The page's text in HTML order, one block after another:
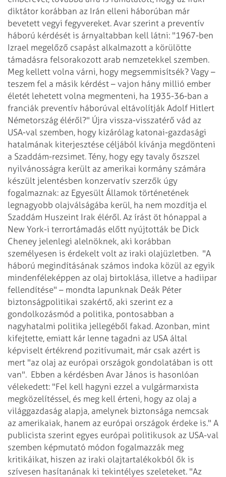
diktátor korábban az Irán elleni háborúban már
bevetett vegyi fegyvereket. Avar szerint a preventív
háború kérdését is árnyaltabban kell látni: "1967-ben
Izrael megelőző csapást alkalmazott a körülötte
támadásra felsorakozott arab nemzetekkel szemben.
Meg kellett volna várni, hogy megsemmisítsék? Vagy –
teszem fel a másik kérdést – vajon hány millió ember
életét lehetett volna megmenteni, ha 1935-36-ban a
franciák preventív háborúval eltávolítják Adolf Hitlert
Németország éléről?" Újra vissza-visszatérő vád az
USA-val szemben, hogy kizárólag katonai-gazdasági
hatalmának kiterjesztése céljából kívánja megdönteni
a Szaddám-rezsimet. Tény, hogy egy tavaly őszszel
nyilvánosságra került az amerikai kormány számára
készült jelentésben konzervatív szerzők úgy
fogalmaznak: az Egyesült Államok történetének
legnagyobb olajválságába kerül, ha nem mozdítja el
Szaddám Huszeint Irak éléről. Az írást öt hónappal a
New York-i terrortámadás előtt nyújtották be Dick
Cheney jelenlegi alelnöknek, aki korábban
személyesen is érdekelt volt az iraki olajüzletben. "A
háború megindításának számos indoka közül az egyik
mindenféleképpen az olaj birtoklása, illetve a hadiipar
fellendítése" – mondta lapunknak Deák Péter
biztonságpolitikai szakértő, aki szerint ez a
gondolkozásmód a politika, pontosabban a
nagyhatalmi politika jellegéből fakad. Azonban, mint
kifejtette, emiatt kár lenne tagadni az USA által
képviselt értékrend pozitívumait, már csak azért is
mert "az olaj az európai országok gondolatában is ott
van". Ebben a kérdésben Avar János is hasonlóan
vélekedett: "Fel kell hagyni ezzel a vulgármarxista
megközelítéssel, és meg kell érteni, hogy az olaj a
világgazdaság alapja, amelynek biztonsága nemcsak
az amerikaiak, hanem az európai országok érdeke is." A
publicista szerint egyes európai politikusok az USA-val
szemben képmutató módon fogalmazzák meg
kritikáikat, hiszen az iraki olajtartalékokból ők is
szívesen hasítanának ki tekintélyes szeleteket. "Az